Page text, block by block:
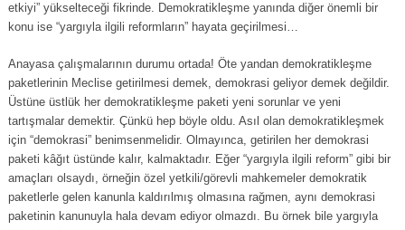
etkiyi” yükselteceği fikrinde. Demokratikleşme yanında diğer önemli bir
konu ise “yargıyla ilgili reformların” hayata geçirilmesi…
Anayasa çalışmalarının durumu ortada! Öte yandan demokratikleşme
paketlerinin Meclise getirilmesi demek, demokrasi geliyor demek değildir.
Üstüne üstlük her demokratikleşme paketi yeni sorunlar ve yeni
tartışmalar demektir. Çünkü hep böyle oldu. Asıl olan demokratikleşmek
için “demokrasi” benimsenmelidir. Olmayınca, getirilen her demokrasi
paketi kâğıt üstünde kalır, kalmaktadır. Eğer “yargıyla ilgili reform” gibi bir
amaçları olsaydı, örneğin özel yetkili/görevli mahkemeler demokratik
paketlerle gelen kanunla kaldırılmış olmasına rağmen, aynı demokrasi
paketinin kanunuyla hala devam ediyor olmazdı. Bu örnek bile yargıyla